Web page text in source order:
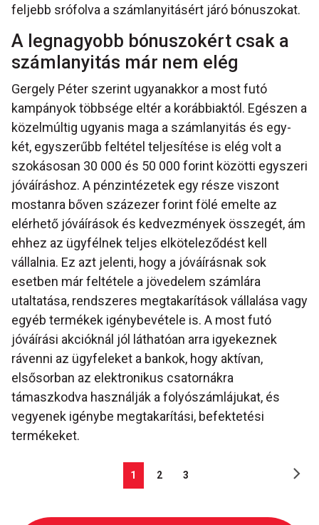
feljebb srófolva a számlanyitásért járó bónuszokat.
A legnagyobb bónuszokért csak a
számlanyitás már nem elég
Gergely Péter szerint ugyanakkor a most futó
kampányok többsége eltér a korábbiaktól. Egészen a
közelmúltig ugyanis maga a számlanyitás és egy-
két, egyszerűbb feltétel teljesítése is elég volt a
szokásosan 30 000 és 50 000 forint közötti egyszeri
jóváíráshoz. A pénzintézetek egy része viszont
mostanra bőven százezer forint fölé emelte az
elérhető jóváírások és kedvezmények összegét, ám
ehhez az ügyfélnek teljes elköteleződést kell
vállalnia. Ez azt jelenti, hogy a jóváírásnak sok
esetben már feltétele a jövedelem számlára
utaltatása, rendszeres megtakarítások vállalása vagy
egyéb termékek igénybevétele is. A most futó
jóváírási akcióknál jól láthatóan arra igyekeznek
rávenni az ügyfeleket a bankok, hogy aktívan,
elsősorban az elektronikus csatornákra
támaszkodva használják a folyószámlájukat, és
vegyenek igénybe megtakarítási, befektetési
termékeket.
1 2 3